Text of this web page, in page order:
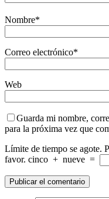
Nombre*
Correo electrónico*
Web
Guarda mi nombre,
para la próxima vez que
Límite de tiempo se agote.
favor. cinco + nueve =